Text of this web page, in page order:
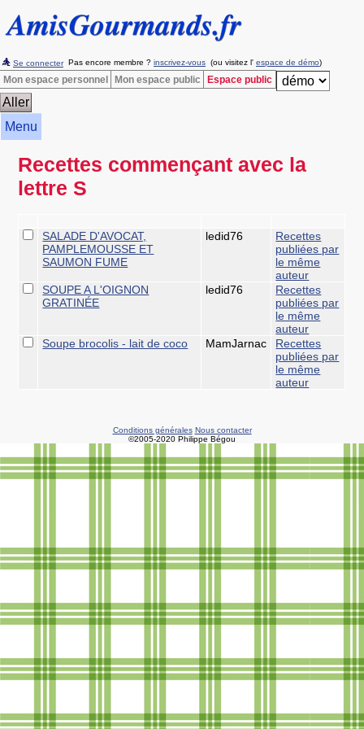
Se connecter Pas encore membre ? inscrivez-vous (ou visitez l' espace de démo)
Mon espace personnel Mon espace public Espace public
Menu
Recettes commençant avec la
lettre S
SALADE D'AVOCAT,
PAMPLEMOUSSE ET
SAUMON FUME
ledid76
Recettes
publiées par
le même
auteur
SOUPE A L'OIGNON
GRATINÉE
ledid76
Recettes
publiées par
le même
auteur
Soupe brocolis - lait de coco
MamJarnac
Recettes
publiées par
le même
auteur
Conditions générales Nous contacter
©2005-2020 Philippe Bégou